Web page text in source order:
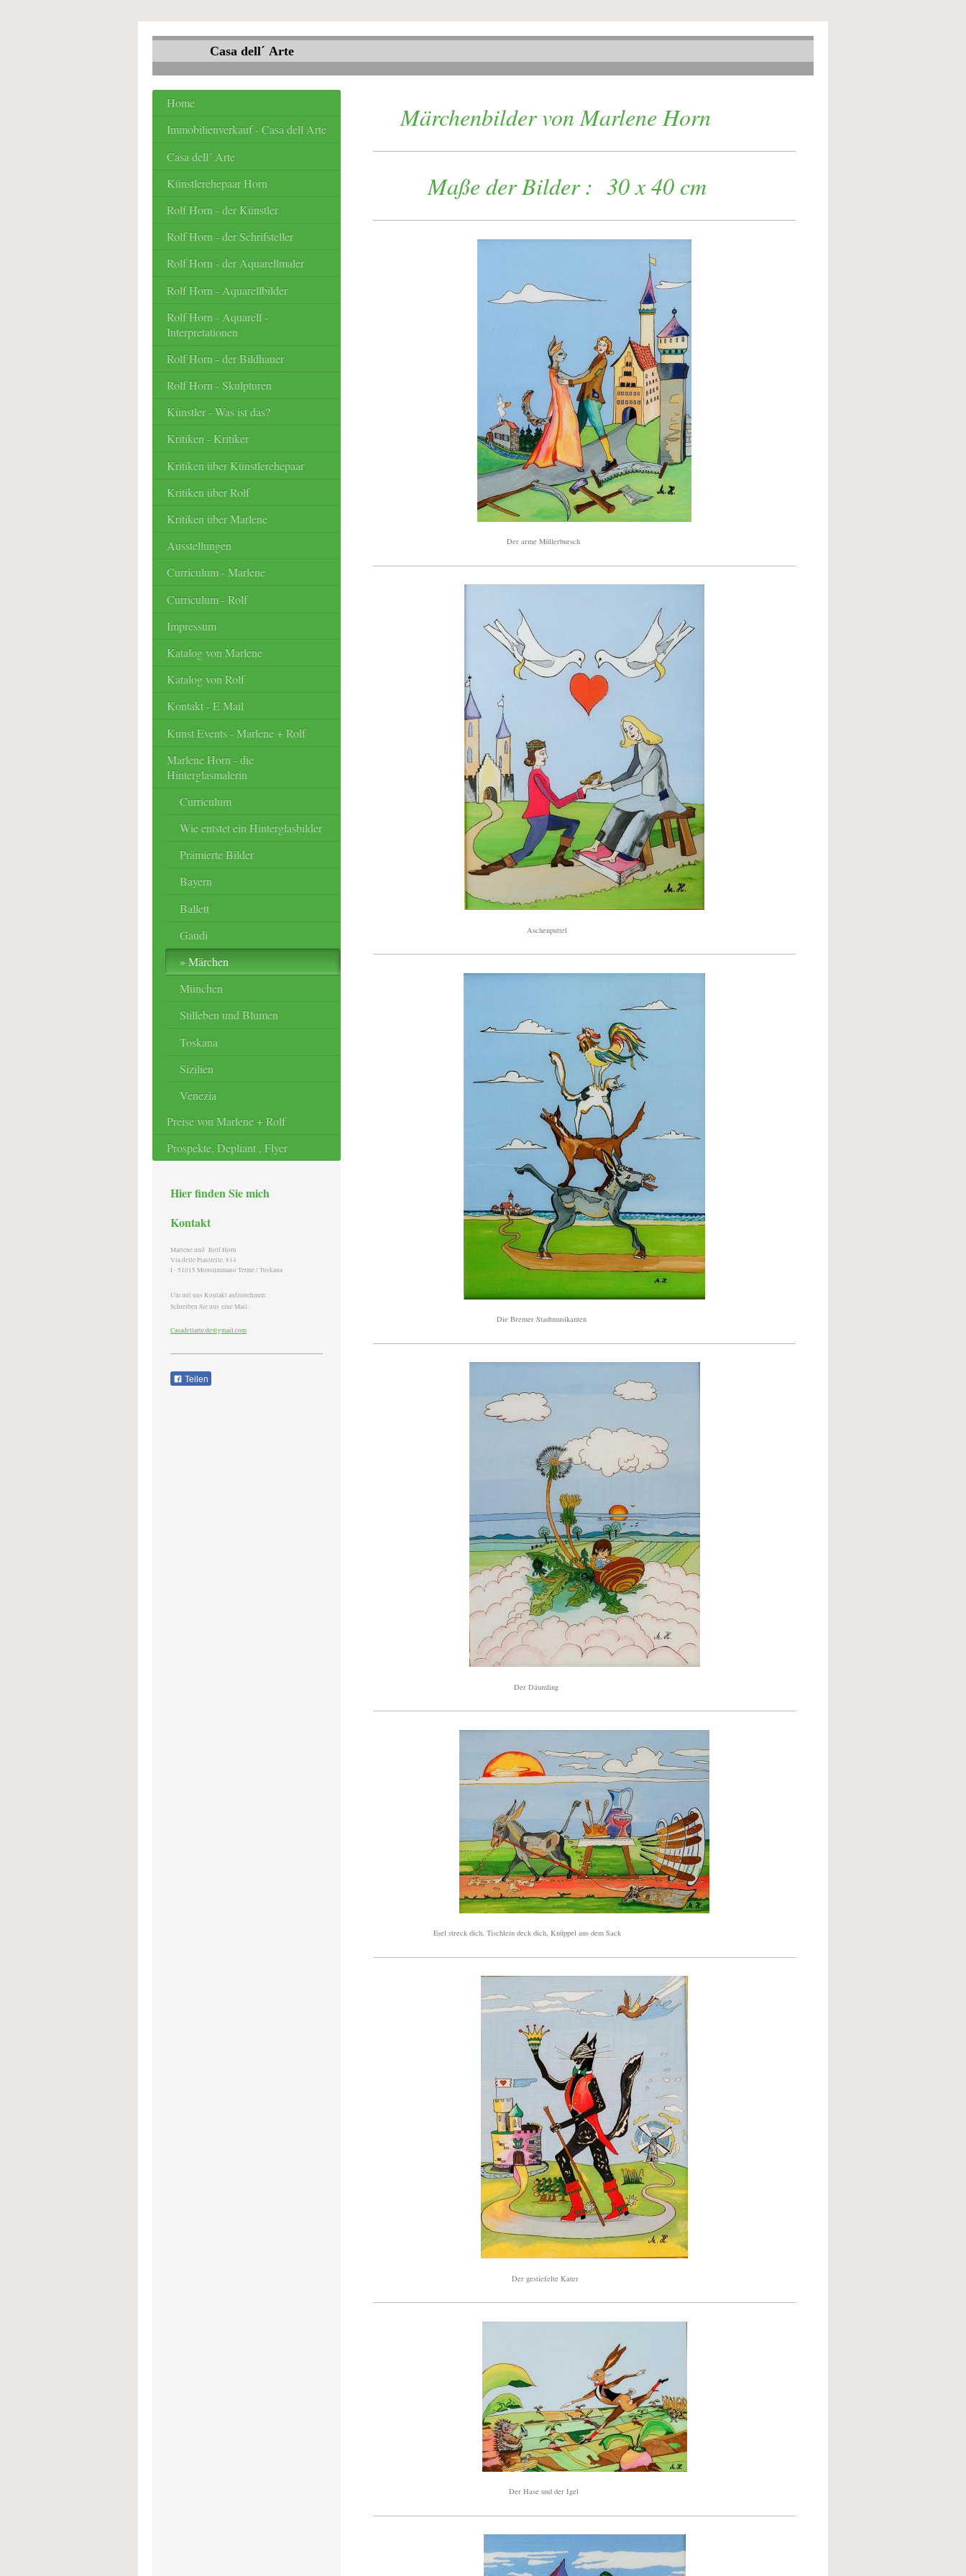
Casa dell´ Arte
Märchenbilder von Marlene Horn
Maße der Bilder : 30 x 40 cm
Der arme Müllerbursch
Aschenputtel
Die Bremer Stadtmusikanten
Der Däumling
Esel streck dich, Tischlein deck dich, Knüppel aus dem Sack
Der gestiefelte Kater
Der Hase und der Igel
Home
Immobilienverkauf - Casa dell Arte
Casa dell´ Arte
Künstlerehepaar Horn
Rolf Horn - der Künstler
Rolf Horn - der Schrifsteller
Rolf Horn - der Aquarellmaler
Rolf Horn - Aquarellbilder
Rolf Horn - Aquarell -
Interpretationen
Rolf Horn - der Bildhauer
Rolf Horn - Skulpturen
Künstler - Was ist das?
Kritiken - Kritiker
Kritiken über Künstlerehepaar
Kritiken über Rolf
Kritiken über Marlene
Ausstellungen
Curriculum - Marlene
Curriculum - Rolf
Impressum
Katalog von Marlene
Katalog von Rolf
Kontakt - E Mail
Kunst Events - Marlene + Rolf
Marlene Horn - die
Hinterglasmalerin
Curriculum
Wie entstet ein Hinterglasbilder
Prämierte Bilder
Bayern
Ballett
Gaudi
Märchen
München
Stilleben und Blumen
Toskana
Sizilien
Venezia
Preise von Marlene + Rolf
Prospekte, Depliant , Flyer
Hier finden Sie mich
Kontakt
Marlene und Rolf Horn
Via delle Piastrelle, 814
I - 51015 Monsummano Terme / Toskana
Um mit uns Kontakt aufzunehmen:
Schreiben Sie uns eine Mail:
Casadellarte.de@gmail.com
Teilen